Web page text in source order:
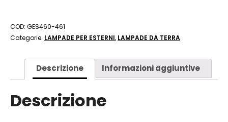
COD: GES460-461
Categorie: LAMPADE PER ESTERNI, LAMPADE DA TERRA
Descrizione Informazioni aggiuntive
Descrizione